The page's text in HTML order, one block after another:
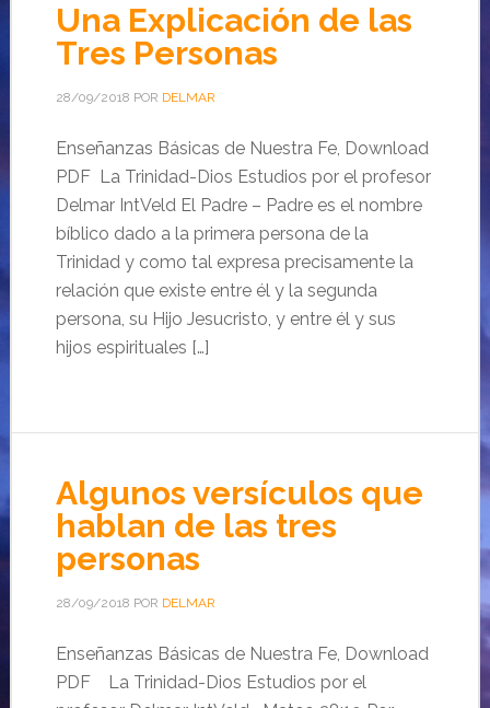
Una Explicación de las
Tres Personas
28/09/2018 POR DELMAR
Enseñanzas Básicas de Nuestra Fe, Download
PDF La Trinidad-Dios Estudios por el profesor
Delmar IntVeld El Padre – Padre es el nombre
bíblico dado a la primera persona de la
Trinidad y como tal expresa precisamente la
relación que existe entre él y la segunda
persona, su Hijo Jesucristo, y entre él y sus
hijos espirituales […]
Algunos versículos que
hablan de las tres
personas
28/09/2018 POR DELMAR
Enseñanzas Básicas de Nuestra Fe, Download
PDF La Trinidad-Dios Estudios por el